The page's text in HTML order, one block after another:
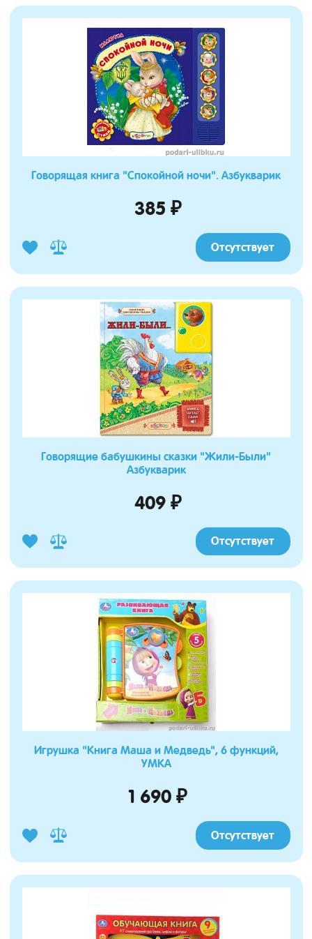
Говорящая книга "Спокойной ночи". Азбукварик
385 ₽
Отсутствует
Говорящие бабушкины сказки "Жили-Были"
Азбукварик
409 ₽
Отсутствует
Игрушка "Книга Маша и Медведь", 6 функций,
УМКА
1 690 ₽
Отсутствует